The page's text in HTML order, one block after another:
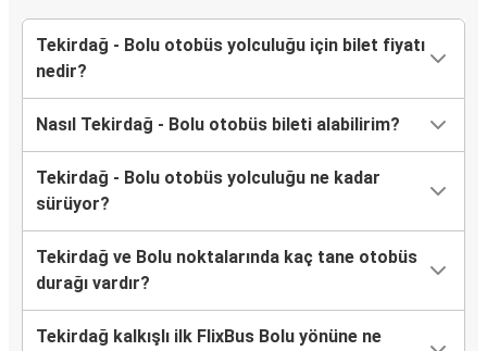
Tekirdağ - Bolu otobüs yolculuğu için bilet fiyatı
nedir?
Nasıl Tekirdağ - Bolu otobüs bileti alabilirim?
Tekirdağ - Bolu otobüs yolculuğu ne kadar
sürüyor?
Tekirdağ ve Bolu noktalarında kaç tane otobüs
durağı vardır?
Tekirdağ kalkışlı ilk FlixBus Bolu yönüne ne